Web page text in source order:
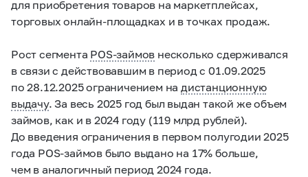
для приобретения товаров на маркетплейсах,
торговых онлайн-площадках и в точках продаж.
Рост сегмента POS-займов несколько сдерживался
в связи с действовавшим в период с 01.09.2025
по 28.12.2025 ограничением надистанционную
выдачу. За весь 2025 год был выдан такой же объем
займов, как и в 2024 году (119 млрд рублей).
До введения ограничения в первом полугодии 2025
года POS-займов было выдано на 17% больше,
чем в аналогичный период 2024 года.